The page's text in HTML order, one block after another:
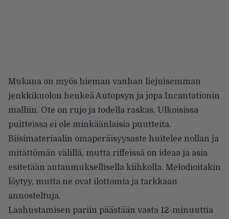
Mukana on myös hieman vanhan liejuisemman
jenkkikuolon henkeä Autopsyn ja jopa Incantationin
malliin. Ote on rujo ja todella raskas. Ulkoisissa
puitteissa ei ole minkäänlaisia puutteita.
Biisimateriaalin omaperäisyysaste huitelee nollan ja
mitättömän välillä, mutta riffeissä on ideaa ja asia
esitetään antaumuksellisella kiihkolla. Melodioitakin
löytyy, mutta ne ovat ilottomia ja tarkkaan
annosteltuja.
Laahustamisen pariin päästään vasta 12-minuuttia